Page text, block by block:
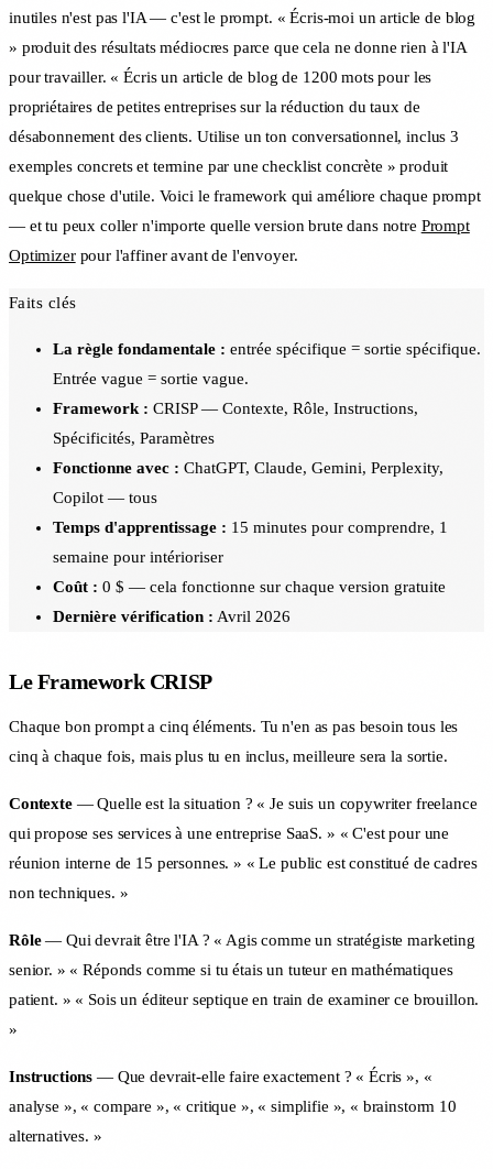
inutiles n'est pas l'IA — c'est le prompt. « Écris-moi un article de blog
» produit des résultats médiocres parce que cela ne donne rien à l'IA
pour travailler. « Écris un article de blog de 1200 mots pour les
propriétaires de petites entreprises sur la réduction du taux de
désabonnement des clients. Utilise un ton conversationnel, inclus 3
exemples concrets et termine par une checklist concrète » produit
quelque chose d'utile. Voici le framework qui améliore chaque prompt
— et tu peux coller n'importe quelle version brute dans notre Prompt
Optimizerpour l'affiner avant de l'envoyer.
Faits clés
La règle fondamentale : entrée spécifique = sortie spécifique.
Entrée vague = sortie vague.
Framework : CRISP — Contexte, Rôle, Instructions,
Spécificités, Paramètres
Fonctionne avec : ChatGPT, Claude, Gemini, Perplexity,
Copilot — tous
Temps d'apprentissage : 15 minutes pour comprendre, 1
semaine pour intérioriser
Coût : 0 $ — cela fonctionne sur chaque version gratuite
Dernière vérification : Avril 2026
Le Framework CRISP
Chaque bon prompt a cinq éléments. Tu n'en as pas besoin tous les
cinq à chaque fois, mais plus tu en inclus, meilleure sera la sortie.
Contexte— Quelle est la situation ? « Je suis un copywriter freelance
qui propose ses services à une entreprise SaaS. » « C'est pour une
réunion interne de 15 personnes. » « Le public est constitué de cadres
non techniques. »
Rôle— Qui devrait être l'IA ? « Agis comme un stratégiste marketing
senior. » « Réponds comme si tu étais un tuteur en mathématiques
patient. » « Sois un éditeur septique en train de examiner ce brouillon.
»
Instructions — Que devrait-elle faire exactement ? « Écris », «
analyse », « compare », « critique », « simplifie », « brainstorm 10
alternatives. »